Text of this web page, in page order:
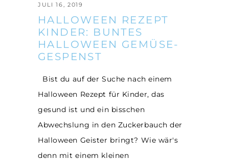
JULI 16, 2019
HALLOWEEN REZEPT
KINDER: BUNTES
HALLOWEEN GEMÜSE-
GESPENST
Bist du auf der Suche nach einem
Halloween Rezept für Kinder, das
gesund ist und ein bisschen
Abwechslung in den Zuckerbauch der
Halloween Geister bringt? Wie wär's
denn mit einem kleinen